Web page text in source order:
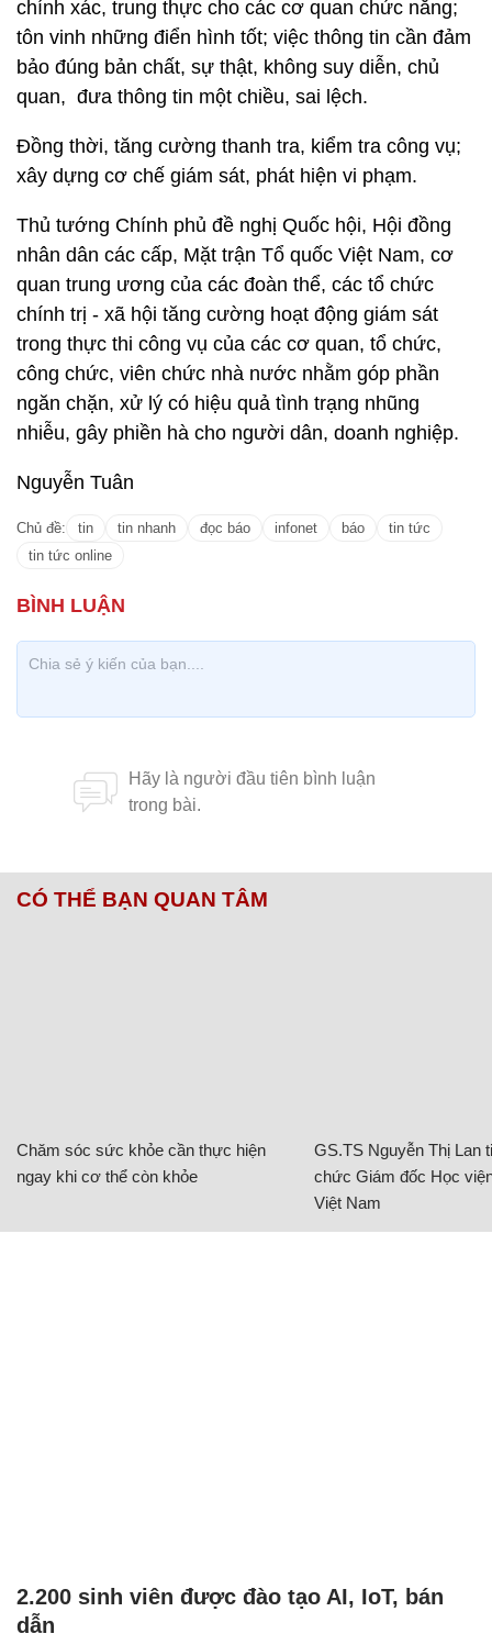
chính xác, trung thực cho các cơ quan chức năng;
tôn vinh những điển hình tốt; việc thông tin cần đảm
bảo đúng bản chất, sự thật, không suy diễn, chủ
quan, đưa thông tin một chiều, sai lệch.
Đồng thời, tăng cường thanh tra, kiểm tra công vụ;
xây dựng cơ chế giám sát, phát hiện vi phạm.
Thủ tướng Chính phủ đề nghị Quốc hội, Hội đồng
nhân dân các cấp, Mặt trận Tổ quốc Việt Nam, cơ
quan trung ương của các đoàn thể, các tổ chức
chính trị - xã hội tăng cường hoạt động giám sát
trong thực thi công vụ của các cơ quan, tổ chức,
công chức, viên chức nhà nước nhằm góp phần
ngăn chặn, xử lý có hiệu quả tình trạng nhũng
nhiễu, gây phiền hà cho người dân, doanh nghiệp.
Nguyễn Tuân
Chủ đề: tin tin nhanh đọc báo infonet báo
tin tức
tin tức online
CÓ THỂ BẠN QUAN TÂM
Chăm sóc sức khỏe cần thực hiện
ngay khi cơ thể còn khỏe
GS.TS Nguyễn Thị Lan
chức Giám đốc Học
Việt Nam
2.200 sinh viên được đào tạo AI, IoT, bán
dẫn